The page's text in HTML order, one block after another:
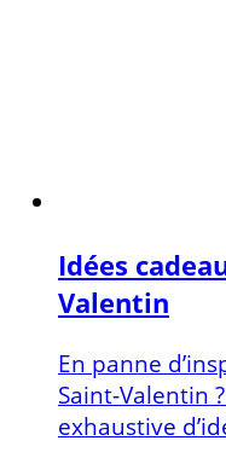
Idées
Valentin
En panne
Saint-Valentin
exhaustive